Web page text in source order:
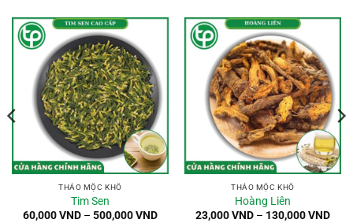
THẢO MỘC KHÔ
Tim Sen
60,000VND – 500,000VNDKhoảng
THẢO MỘC KHÔ
Hoàng Liên
23,000VND – 130,000VND
VND
VND